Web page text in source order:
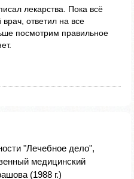
лекарства. Пока всё
ответил на все
посмотрим правильное
"Лечебное дело",
медицинский
(1988 г.)